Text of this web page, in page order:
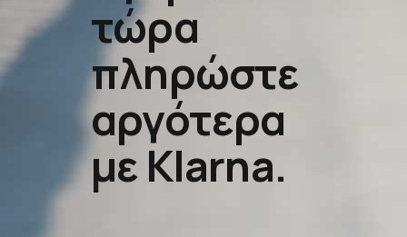
τώρα
πληρώστε
αργότερα
με Klarna.